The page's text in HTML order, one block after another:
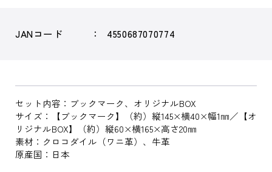
JANコード 4550687070774
セット内容：ブックマーク、オリジナルBOX
サイズ：【ブックマーク】（約）縦145×横40×幅1㎜／【オ
リジナルBOX】（約）縦60×横165×高さ20㎜
素材：クロコダイル（ワニ革）、牛革
原産国：日本